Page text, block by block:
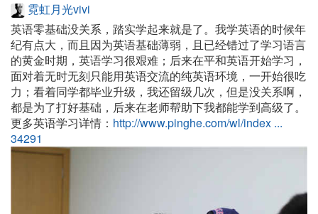
霓虹月光vivi
英语零基础没关系，踏实学起来就是了。我学英语的时候年
纪有点大，而且因为英语基础薄弱，且已经错过了学习语言
的黄金时期，英语学习很艰难；后来在平和英语开始学习，
面对着无时无刻只能用英语交流的纯英语环境，一开始很吃
力；看着同学都毕业升级，我还留级几次，但是没关系啊，
都是为了打好基础，后来在老师帮助下我都能学到高级了。
更多英语学习详情： http://www.pinghe.com/wl/index ...
34291